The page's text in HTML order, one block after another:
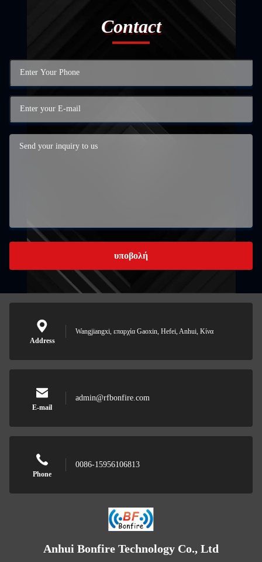
Contact
υποβολή
Address
Wangjiangxi, επαρχία Gaoxin, Hefei, Anhui, Κίνα
E-mail
admin@rfbonfire.com
Phone
0086-15956106813
Anhui Bonfire Technology Co., Ltd